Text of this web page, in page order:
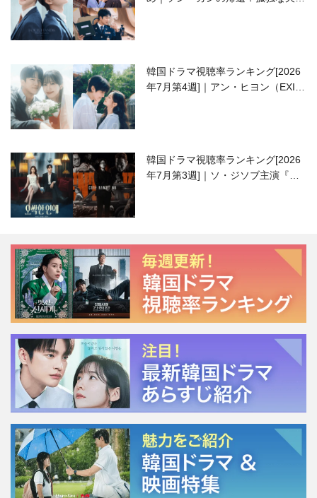
韓国ドラマ視聴率ランキング[2026
年7月第4週]｜アン・ヒヨン（EXID
韓国ドラマ視聴率ランキング[2026
年7月第3週]｜ソ・ジソブ主演『エ